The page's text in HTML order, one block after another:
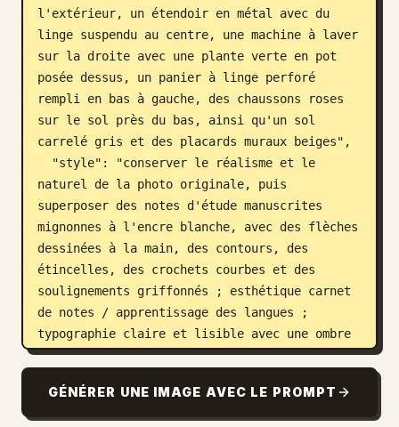
l'extérieur, un étendoir en métal avec du
linge suspendu au centre, une machine à laver
sur la droite avec une plante verte en pot
posée dessus, un panier à linge perforé
rempli en bas à gauche, des chaussons roses
sur le sol près du bas, ainsi qu'un sol
carrelé gris et des placards muraux beiges",
naturel de la photo originale, puis
superposer des notes d'étude manuscrites
mignonnes à l'encre blanche, avec des flèches
dessinées à la main, des contours, des
étincelles, des crochets courbes et des
soulignements griffonnés ; esthétique carnet
de notes / apprentissage des langues ;
typographie claire et lisible avec une ombre
subtile pour le contraste",
    "orientation": "poster vertical 9:16 pour
smartphone",
GÉNÉRER UNE IMAGE AVEC LE PROMPT